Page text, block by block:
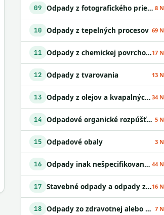
09 Odpady z fotografického priemyslu 8 N
10 Odpady z tepelných procesov 69 N
11 Odpady z chemickej povrchovej úpravy kovov a nanášania kovov a iných materiálov; odpady z hydrometalurgie neželezných kovov17 N
12 Odpady z tvarovania 13 N
13 Odpady z olejov a kvapalných palív okrem jedlých olejov a odpadov uvedených v skupinách 05 a 12 34 N
14 Odpadové organické rozpúšťadlá 5 N
15 Odpadové obaly 3 N
16 Odpady inak nešpecifikované v tomto katalógu 44 N
17 Stavebné odpady a odpady z demolácií vrátane výkopovej zeminy z kontaminovaných miest16 N
18 Odpady zo zdravotnej alebo veterinárnej starostlivosti alebo s nimi súvisiaceho výskumu okrem kuchynských a reštauračných odpadov 7 N